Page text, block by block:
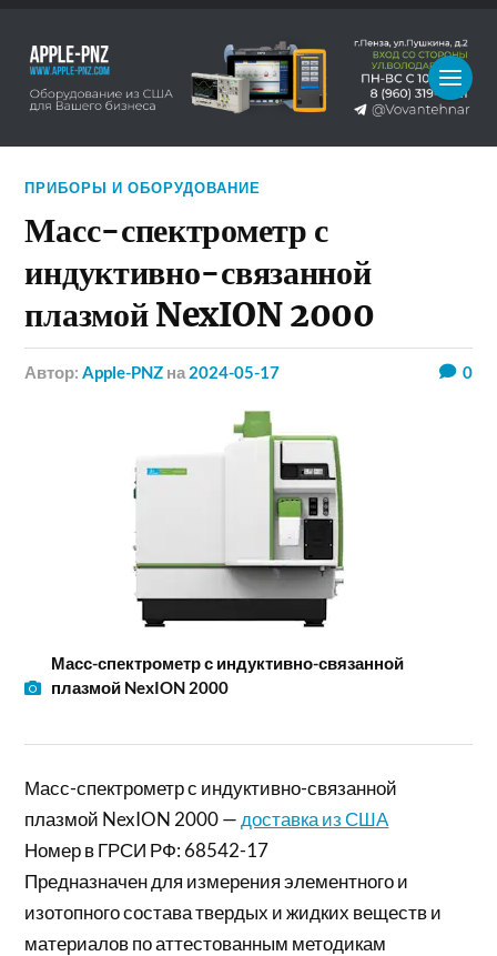
ПРИБОРЫ И ОБОРУДОВАНИЕ
Масс-спектрометр с
индуктивно-связанной
плазмой NexION 2000
Автор:Apple-PNZ на 2024-05-17 0
Масс-спектрометр с индуктивно-связанной
плазмой NexION 2000
Масс-спектрометр с индуктивно-связанной
плазмой NexION 2000 — доставка из США
Номер в ГРСИ РФ: 68542-17
Предназначен для измерения элементного и
изотопного состава твердых и жидких веществ и
материалов по аттестованным методикам